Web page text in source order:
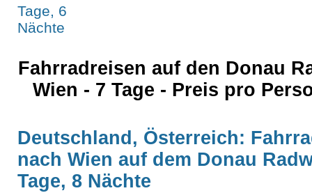
Fahrradreisen auf den Donau
Wien - 7 Tage - Preis pro
Deutschland, Österreich:
nach Wien auf dem Donau
Tage, 8 Nächte